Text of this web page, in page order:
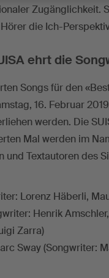
Zugänglichkeit.
die Ich-
ehrt die
Songs für den
16. Februar
werden. Die
Mal werden im
Textautoren des
Lorenz Häberli,
Henrik
Zarra)
Sway (Songwriter: